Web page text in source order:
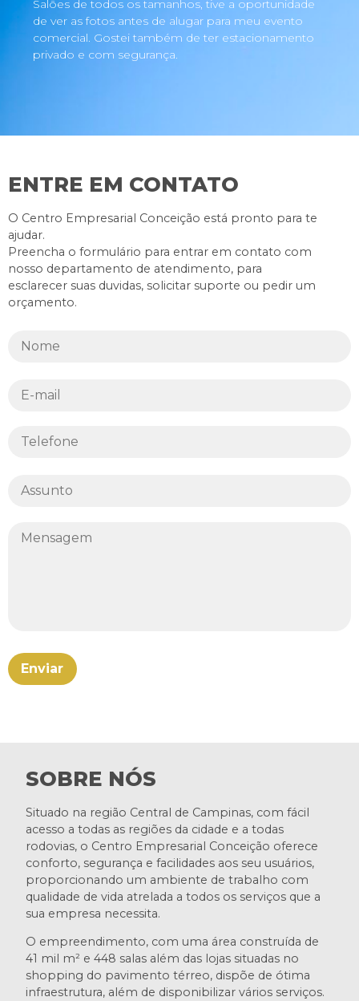
Salões de todos os tamanhos, tive a oportunidade
de ver as fotos antes de alugar para meu evento
comercial. Gostei também de ter estacionamento
privado e com segurança.
ENTRE EM CONTATO
O Centro Empresarial Conceição está pronto para te
ajudar.
Preencha o formulário para entrar em contato com
nosso departamento de atendimento, para
esclarecer suas duvidas, solicitar suporte ou pedir um
orçamento.
SOBRE NÓS
Situado na região Central de Campinas, com fácil
acesso a todas as regiões da cidade e a todas
rodovias, o Centro Empresarial Conceição oferece
conforto, segurança e facilidades aos seu usuários,
proporcionando um ambiente de trabalho com
qualidade de vida atrelada a todos os serviços que a
sua empresa necessita.
O empreendimento, com uma área construída de
41 mil m² e 448 salas além das lojas situadas no
shopping do pavimento térreo, dispõe de ótima
infraestrutura, além de disponibilizar vários serviços.